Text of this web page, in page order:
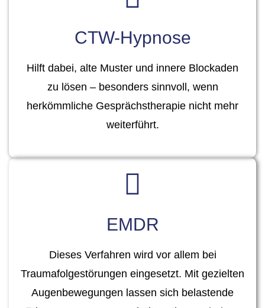
CTW-Hypnose
Hilft dabei, alte Muster und innere Blockaden
zu lösen – besonders sinnvoll, wenn
herkömmliche Gesprächstherapie nicht mehr
weiterführt.
EMDR
Dieses Verfahren wird vor allem bei
Traumafolgestörungen eingesetzt. Mit gezielten
Augenbewegungen lassen sich belastende